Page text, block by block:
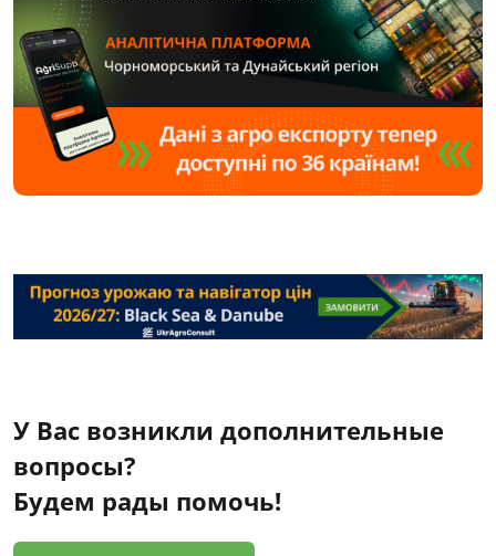
У Вас возникли дополнительные
вопросы?
Будем рады помочь!